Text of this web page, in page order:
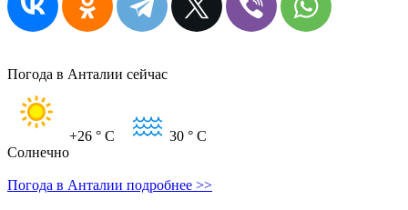
Погода в Анталии сейчас
+26 ° C 30 ° C
Солнечно
Погода в Анталии подробнее >>